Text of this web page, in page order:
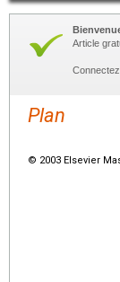
Article
Plan
© 2003 Elsevier